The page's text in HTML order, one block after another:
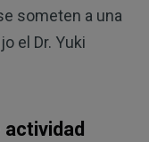
someten a una
el Dr. Yuki